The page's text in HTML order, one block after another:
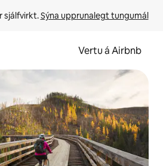
sjálfvirkt. Sýna upprunalegt tungumál
Vertu á Airbnb